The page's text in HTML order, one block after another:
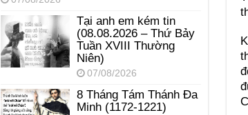
Tại anh em kém tin
(08.08.2026 – Thứ Bảy
Tuần XVIII Thường
Niên)
07/08/2026
8 Tháng Tám Thánh Ða
Minh (1172-1221)